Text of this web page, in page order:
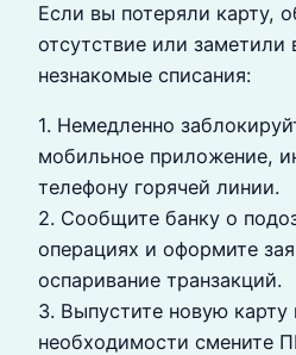
Если вы потеряли карту,
отсутствие или заметили
незнакомые списания:
1. Немедленно
мобильное приложение,
телефону горячей линии.
2. Сообщите банку о
операциях и оформите
оспаривание транзакций.
3. Выпустите новую карту
необходимости смените